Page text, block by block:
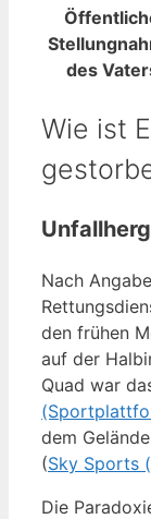
des
Wie ist
Nach
den frühen
auf der
Quad war
dem
(Sky Sports
Die